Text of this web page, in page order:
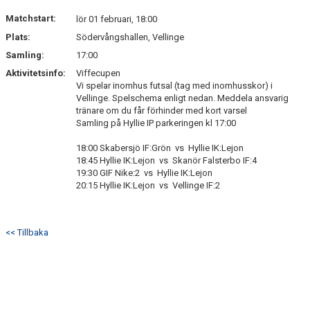
Matchstart:
lör 01 februari, 18:00
Plats:
Södervångshallen, Vellinge
Samling:
17:00
Aktivitetsinfo:
Viffecupen
Vi spelar inomhus futsal (tag med inomhusskor) i
Vellinge. Spelschema enligt nedan. Meddela ansvarig
tränare om du får förhinder med kort varsel
Samling på Hyllie IP parkeringen kl 17:00
18:00 Skabersjö IF:Grön vs Hyllie IK:Lejon
18:45 Hyllie IK:Lejon vs Skanör Falsterbo IF:4
19:30 GIF Nike:2 vs Hyllie IK:Lejon
20:15 Hyllie IK:Lejon vs Vellinge IF:2
<< Tillbaka